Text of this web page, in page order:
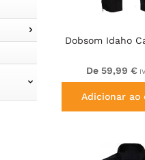
Dobsom Idaho
De 59,99 €
Adicionar ao